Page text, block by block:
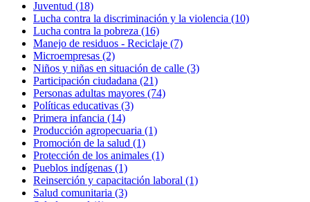
Juventud (18)
Lucha contra la discriminación y la violencia (10)
Lucha contra la pobreza (16)
Manejo de residuos - Reciclaje (7)
Microempresas (2)
Niños y niñas en situación de calle (3)
Participación ciudadana (21)
Personas adultas mayores (74)
Políticas educativas (3)
Primera infancia (14)
Producción agropecuaria (1)
Promoción de la salud (1)
Protección de los animales (1)
Pueblos indígenas (1)
Reinserción y capacitación laboral (1)
Salud comunitaria (3)